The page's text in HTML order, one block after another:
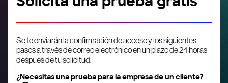
Se te enviarán la confirmación de acceso y los siguientes
pasos a través de correo electrónico en un plazo de 24 horas
después de tu solicitud.
¿Necesitas una prueba para la empresa de un cliente?